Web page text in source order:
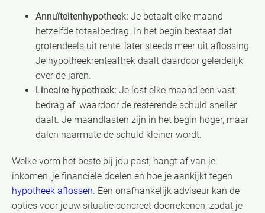
Annuïteitenhypotheek: Je betaalt elke maand
hetzelfde totaalbedrag. In het begin bestaat dat
grotendeels uit rente, later steeds meer uit aflossing.
Je hypotheekrenteaftrek daalt daardoor geleidelijk
over de jaren.
Lineaire hypotheek: Je lost elke maand een vast
bedrag af, waardoor de resterende schuld sneller
daalt. Je maandlasten zijn in het begin hoger, maar
dalen naarmate de schuld kleiner wordt.
Welke vorm het beste bij jou past, hangt af van je
inkomen, je financiële doelen en hoe je aankijkt tegen
hypotheek aflossen. Een onafhankelijk adviseur kan de
opties voor jouw situatie concreet doorrekenen, zodat je